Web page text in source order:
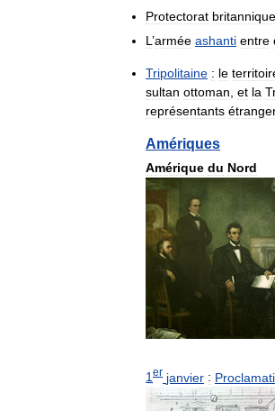
Protectorat britannique
L ’armée ashanti entre
Tripolitaine : le
sultan ottoman et la
représentants
Amériques
Amérique du Nord
1er janvier :